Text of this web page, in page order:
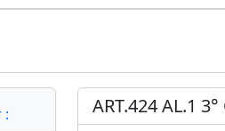
: ART.424 AL.1